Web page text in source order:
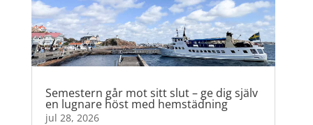
Semestern går mot sitt slut – ge dig själv
en lugnare höst med hemstädning
jul 28, 2026